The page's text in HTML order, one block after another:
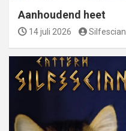
Aanhoudend heet
14 juli 2026 Silfescian